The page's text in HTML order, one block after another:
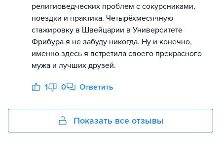
религиоведческих проблем с сокурсниками,
поездки и практика. Четырёхмесячную
стажировку в Швейцарии в Университете
Фрибура я не забуду никогда. Ну и конечно,
именно здесь я встретила своего прекрасного
мужа и лучших друзей.
1 0 Ответить
Показать все отзывы